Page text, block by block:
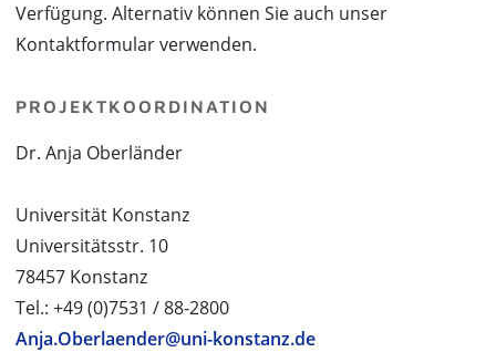
Verfügung. Alternativ können Sie auch unser
Kontaktformular verwenden.
PROJEKTKOORDINATION
Dr. Anja Oberländer
Universität Konstanz
Universitätsstr. 10
78457 Konstanz
Tel.: +49 (0)7531 / 88-2800
Anja.Oberlaender@uni-konstanz.de